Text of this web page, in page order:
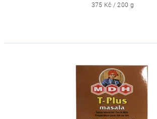
375 Kč / 200 g